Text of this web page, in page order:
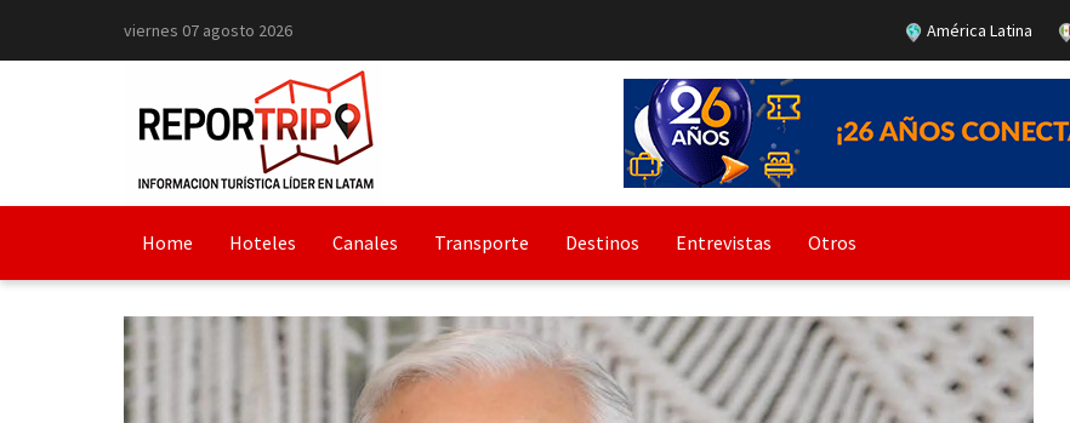
viernes 07 agosto 2026 América Latina
Home Hoteles Canales Transporte Destinos Entrevistas Otros